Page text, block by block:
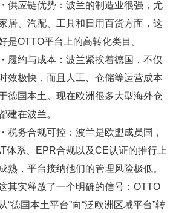
・ 供应链优势：波兰的制造业很强，尤
居、汽配、工具和日用百货方面，这
是OTTO平台上的高转化类目。
・ 履约与成本 ：波兰紧挨着德国，不仅
效极快，而且人工、仓储等运营成本
德国本土。现在欧洲很多大型海外仓
建在波兰。
・ 税务合规可控：波兰是欧盟成员国，
体系、EPR合规以及CE认证的推行上
熟，平台接纳他们的管理风险极低。
实释放了一个明确的信号： OTTO
“德国本土平台”向“泛欧洲区域平台”转